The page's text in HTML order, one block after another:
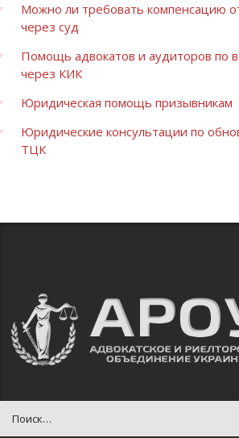
Можно ли требовать компенсацию
через суд
Помощь адвокатов и аудиторов по
через КИК
Юридическая помощь призывникам
Юридические консультации по
ТЦК